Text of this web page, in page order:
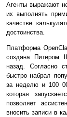
Агенты выражают
их выполнять
качестве
достоинства.
Платформа
создана Питером
назад. Согласно
быстро набрал
за неделю и 100
которая
позволяет
вносить записи в